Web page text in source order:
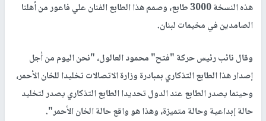
هذه النسخة 3000 طابع، وصمم هذا الطابع الفنان علي فاعور من أهلنا
الصامدين في مخيمات لبنان.
وقال نائب رئيس حركة "فتح" محمود العالول، "نحن اليوم من أجل
إصدار هذا الطابع التذكاري بمبادرة وزارة الاتصالات تخليدا للخان الأحمر،
وحينما يصدر الطابع عند الدول تحديدا الطابع التذكاري يصدر لتخليد
حالة إبداعية وحالة متميزة، وهذا هو واقع حالة الخان الأحمر".